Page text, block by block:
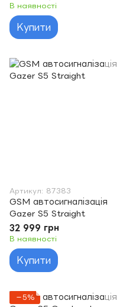
В наявності
Купити
Артикул: 87383
GSM автосигналізація
Gazer S5 Straight
32 999 грн
В наявності
Купити
−5%